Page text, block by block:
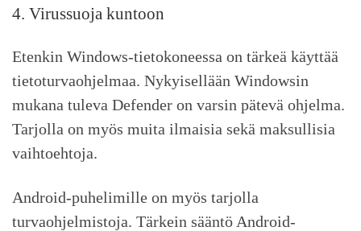
4. Virussuoja kuntoon
Etenkin Windows-tietokoneessa on tärkeä käyttää
tietoturvaohjelmaa. Nykyisellään Windowsin
mukana tuleva Defender on varsin pätevä ohjelma.
Tarjolla on myös muita ilmaisia sekä maksullisia
vaihtoehtoja.
Android-puhelimille on myös tarjolla
turvaohjelmistoja. Tärkein sääntö Android-